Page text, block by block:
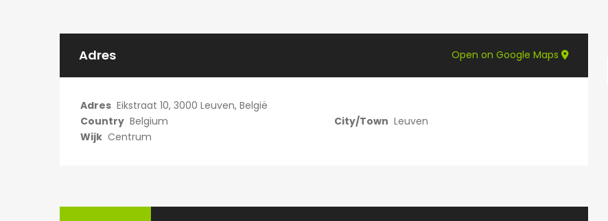
Adres
Adres Eikstraat 10, 3000 Leuven, België
Country Belgium City/Town Leuven
Wijk Centrum
Open on Google Maps